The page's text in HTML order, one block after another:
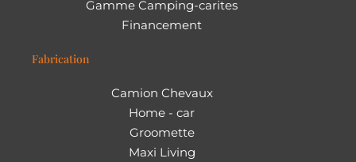
Gamme Camping-carites
Financement
Fabrication
Camion Chevaux
Home - car
Groomette
Maxi Living